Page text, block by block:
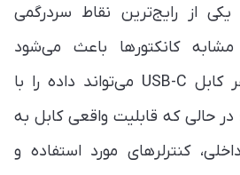
از رایج‌ترین نقاط سردرگمی
کانکتورها باعث می‌شود
بسیاری تصور کنند هر کابل USB-C می‌تواند داده را با
حالی که قابلیت واقعی کابل به
کنترلرهای مورد استفاده و